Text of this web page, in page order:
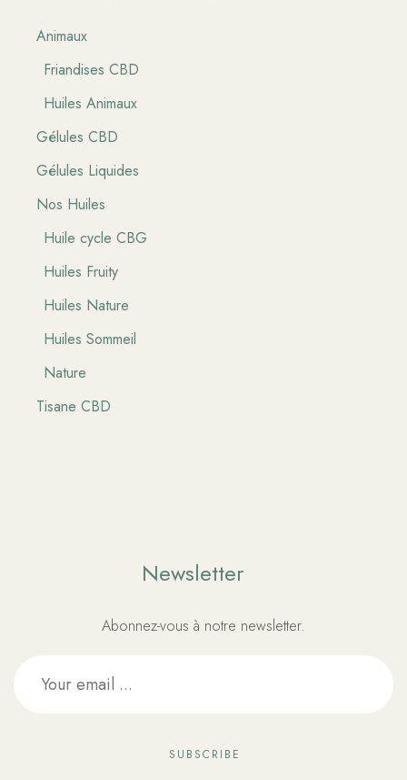
Animaux
Friandises CBD
Huiles Animaux
Gélules CBD
Gélules Liquides
Nos Huiles
Huile cycle CBG
Huiles Fruity
Huiles Nature
Huiles Sommeil
Nature
Tisane CBD
Newsletter
Abonnez-vous à notre newsletter.
SUBSCRIBE